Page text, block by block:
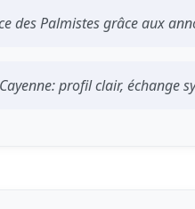
des Palmistes grâce aux
profil clair, échange